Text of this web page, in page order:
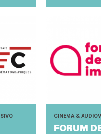
CINEMA &
FORUM